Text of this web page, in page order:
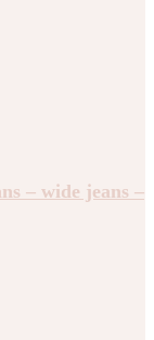
– wide jeans –